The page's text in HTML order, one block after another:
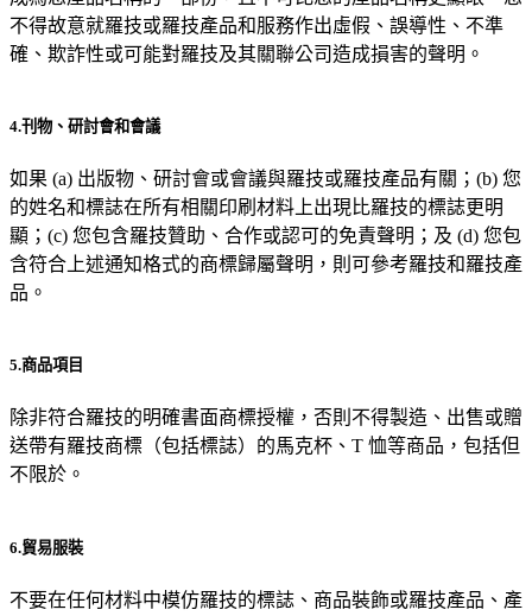
不得故意就羅技或羅技產品和服務作出虛假、誤導性、不準
確、欺詐性或可能對羅技及其關聯公司造成損害的聲明。
4.刊物、研討會和會議
如果 (a) 出版物、研討會或會議與羅技或羅技產品有關；(b) 您
的姓名和標誌在所有相關印刷材料上出現比羅技的標誌更明
顯；(c) 您包含羅技贊助、合作或認可的免責聲明；及 (d) 您包
含符合上述通知格式的商標歸屬聲明，則可參考羅技和羅技產
品。
5.商品項目
除非符合羅技的明確書面商標授權，否則不得製造、出售或贈
送帶有羅技商標（包括標誌）的馬克杯、T 恤等商品，包括但
不限於。
6.貿易服裝
不要在任何材料中模仿羅技的標誌、商品裝飾或羅技產品、產